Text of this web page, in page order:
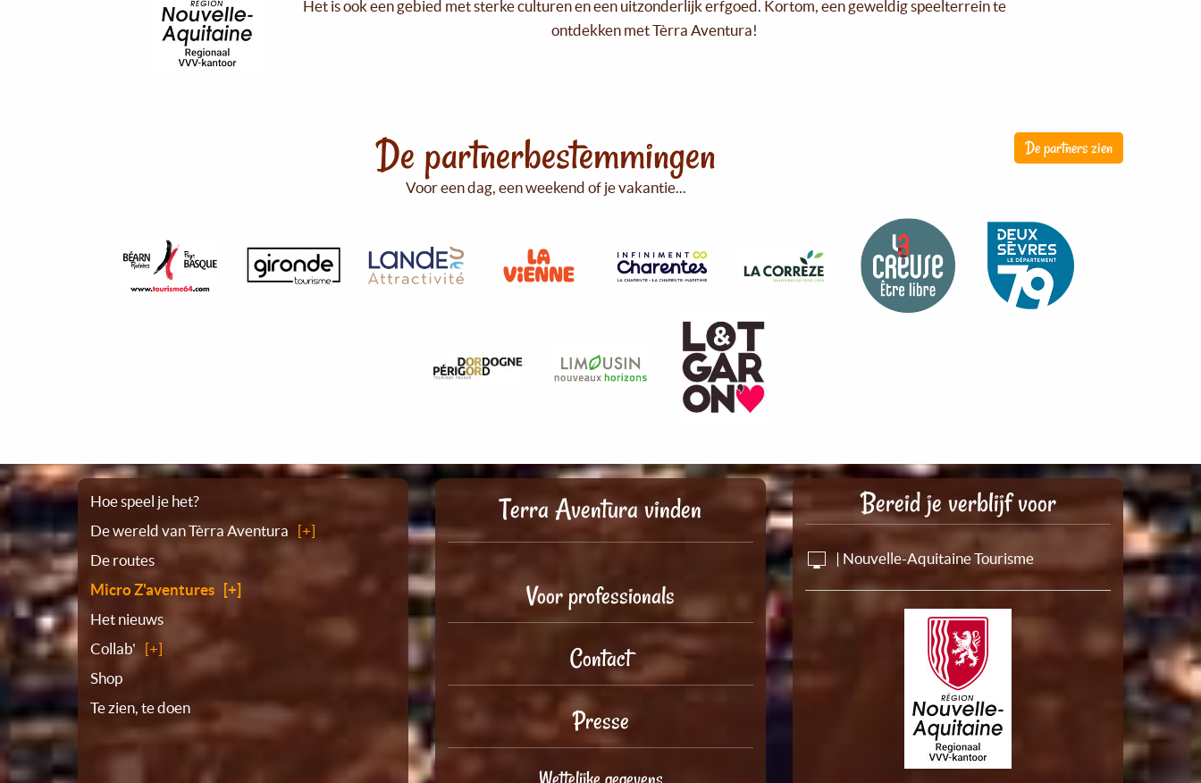
Het is ook een gebied met sterke culturen en een uitzonderlijk erfgoed. Kortom, een geweldig speelterrein te
ontdekken met Tèrra Aventura!
De partners zien
De partnerbestemmingen
Voor een dag, een weekend of je vakantie...
Plattegrond
Hoe speel je het?
De wereld van Tèrra Aventura
De routes
Micro Z'aventures
Het nieuws
Collab'
Shop
Te zien, te doen
Terra Aventura vinden
Voor professionals
Contact
Presse
Bereid je verblijf voor
| Nouvelle-Aquitaine Tourisme